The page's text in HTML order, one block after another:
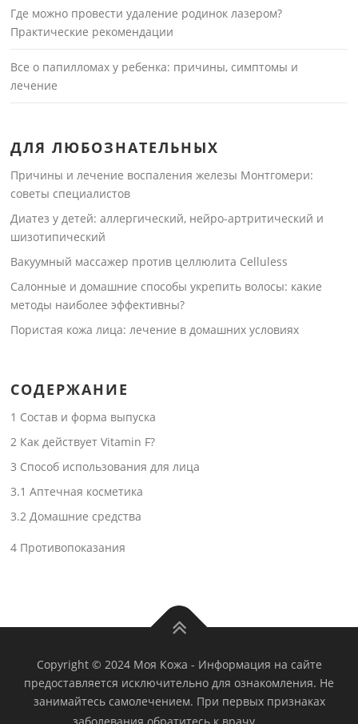
Где можно провести удаление родинок лазером?
Практические рекомендации
Все о папилломах у ребенка: причины, симптомы и
лечение
ДЛЯ ЛЮБОЗНАТЕЛЬНЫХ
Причины и лечение воспаления железы Монтгомери:
советы специалистов
Диатез у детей: аллергический, нейро-артритический и
шизотипический
Вакуумный массажер против целлюлита Celluless
Салонные и домашние способы укрепить волосы: какие
методы наиболее эффективны?
Пористая кожа лица: лечение в домашних условиях
СОДЕРЖАНИЕ
1 Состав и форма выпуска
2 Как действует Vitamin F?
3 Способ использования для лица
3.1 Аптечная косметика
3.2 Домашние средства
4 Противопоказания
Copyright © 2024 Моя Кожа - Информация на сайте
предоставляется исключительно для ознакомления. Не
занимайтесь самолечением. При первых признаках